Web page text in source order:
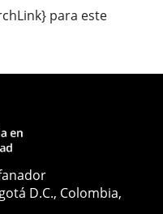
para este
D.C., Colombia,